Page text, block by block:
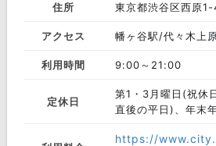
住所 東京都渋谷区西原
アクセス 幡ヶ谷駅/代々木上
利用時間 9:00～21:00
定休日
第1・3月曜日(祝休
直後の平日)、年末
https://